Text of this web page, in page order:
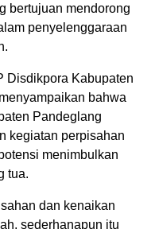
bertujuan mendorong
penyelenggaraan
Disdikpora Kabupaten
bahwa
Pandeglang
kegiatan perpisahan
menimbulkan
tua.
dan kenaikan
sederhanapun itu